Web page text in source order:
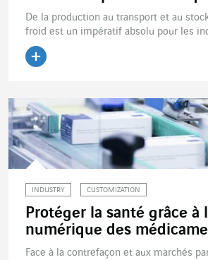
De la production au transport et au
froid est un impératif absolu pour les
INDUSTRY CUSTOMIZATION
Protéger la santé grâce à
numérique des
Face à la contrefaçon et aux marchés